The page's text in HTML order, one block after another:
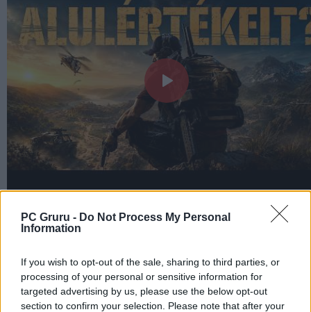
PC Gruru - Do Not Process My Personal
Information
If you wish to opt-out of the sale, sharing to third parties, or
processing of your personal or sensitive information for
targeted advertising by us, please use the below opt-out
section to confirm your selection. Please note that after your